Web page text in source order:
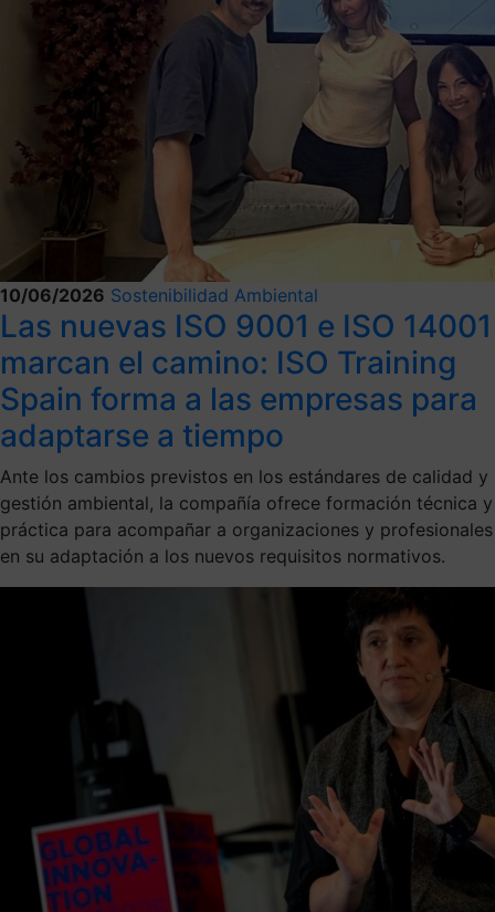
10/06/2026 Sostenibilidad Ambiental
Las nuevas ISO 9001 e ISO 14001
marcan el camino: ISO Training
Spain forma a las empresas para
adaptarse a tiempo
Ante los cambios previstos en los estándares de calidad y
gestión ambiental, la compañía ofrece formación técnica y
práctica para acompañar a organizaciones y profesionales
en su adaptación a los nuevos requisitos normativos.